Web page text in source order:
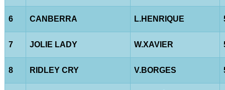
6 CANBERRA L.HENRIQUE
7 JOLIE LADY W.XAVIER
8 RIDLEY CRY V.BORGES